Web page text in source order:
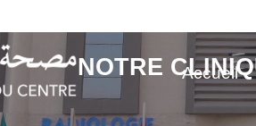
Accueil
NOTRE